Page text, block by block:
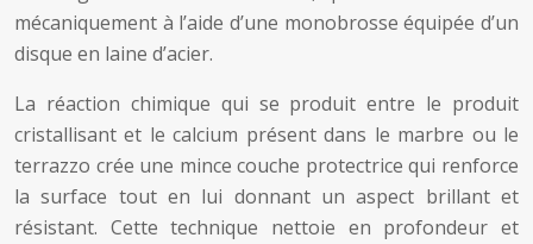
mécaniquement à l’aide d’une monobrosse équipée d’un
disque en laine d’acier.
La réaction chimique qui se produit entre le produit
cristallisant et le calcium présent dans le marbre ou le
terrazzo crée une mince couche protectrice qui renforce
la surface tout en lui donnant un aspect brillant et
résistant. Cette technique nettoie en profondeur et